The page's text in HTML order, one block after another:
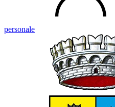
personale